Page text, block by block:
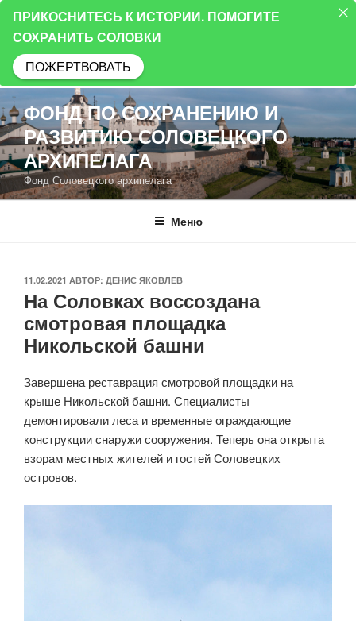
Перейти
к
содержимому
ФОНД ПО СОХРАНЕНИЮ И
РАЗВИТИЮ СОЛОВЕЦКОГО
АРХИПЕЛАГА
Фонд Соловецкого архипелага
Меню
ОПУБЛИКОВАНО
11.02.2021 АВТОР: ДЕНИС ЯКОВЛЕВ
На Соловках воссоздана
смотровая площадка
Никольской башни
Завершена реставрация смотровой площадки на
крыше Никольской башни. Специалисты
демонтировали леса и временные ограждающие
конструкции снаружи сооружения. Теперь она открыта
взорам местных жителей и гостей Соловецких
островов.
ПРИКОСНИТЕСЬ К ИСТОРИИ. ПОМОГИТЕ
СОХРАНИТЬ СОЛОВКИ
ПОЖЕРТВОВАТЬ